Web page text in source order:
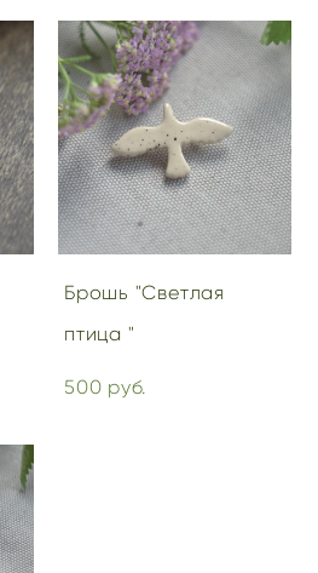
Брошь "Светлая
птица "
500 pуб.